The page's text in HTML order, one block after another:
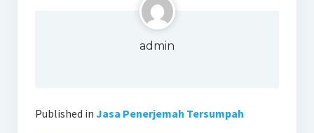
admin
Published in Jasa Penerjemah Tersumpah